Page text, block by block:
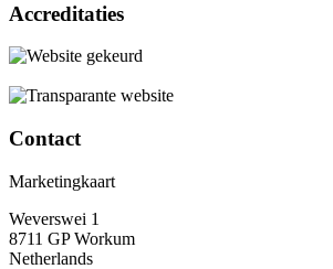
Accreditaties
Contact
Marketingkaart
Weverswei 1
8711 GP Workum
Netherlands